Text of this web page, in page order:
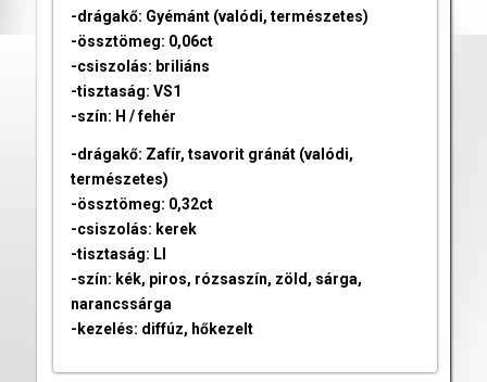
-drágakő: Gyémánt (valódi, természetes)
-össztömeg: 0,06ct
-csiszolás: briliáns
-tisztaság: VS1
-szín: H / fehér
-drágakő: Zafír, tsavorit gránát (valódi,
természetes)
-össztömeg: 0,32ct
-csiszolás: kerek
-tisztaság: LI
-szín: kék, piros, rózsaszín, zöld, sárga,
narancssárga
-kezelés: diffúz, hőkezelt